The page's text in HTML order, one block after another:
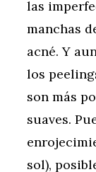
las
manchas
acné. Y
los
son más
suaves.
sol),